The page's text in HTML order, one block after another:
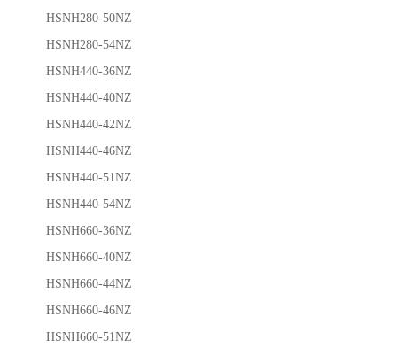
HSNH280-50NZ
HSNH280-54NZ
HSNH440-36NZ
HSNH440-40NZ
HSNH440-42NZ
HSNH440-46NZ
HSNH440-51NZ
HSNH440-54NZ
HSNH660-36NZ
HSNH660-40NZ
HSNH660-44NZ
HSNH660-46NZ
HSNH660-51NZ